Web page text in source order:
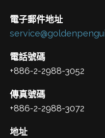
電子郵件地址
電話號碼
+886-2-2988-3052
傳真號碼
+886-2-2988-3072
地址